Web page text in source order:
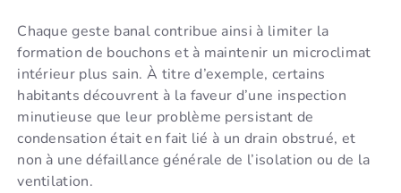
Chaque geste banal contribue ainsi à limiter la
formation de bouchons et à maintenir un microclimat
intérieur plus sain. À titre d’exemple, certains
habitants découvrent à la faveur d’une inspection
minutieuse que leur problème persistant de
condensation était en fait lié à un drain obstrué, et
non à une défaillance générale de l’isolation ou de la
ventilation.